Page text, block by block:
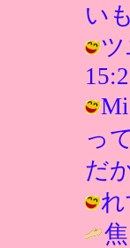
い
ツ
っ
だ
れ